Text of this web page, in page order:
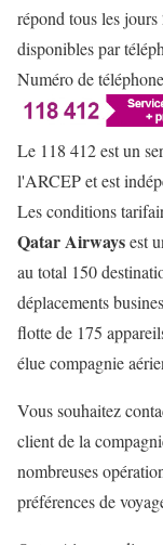
répond tous les
disponibles par
Numéro de
Le 118 412 est un
l'ARCEP et est
Les conditions
Qatar Airwaysest
au total 150
déplacements
flotte de 175
élue compagnie
Vous souhaitez
client de la
nombreuses
préférences de